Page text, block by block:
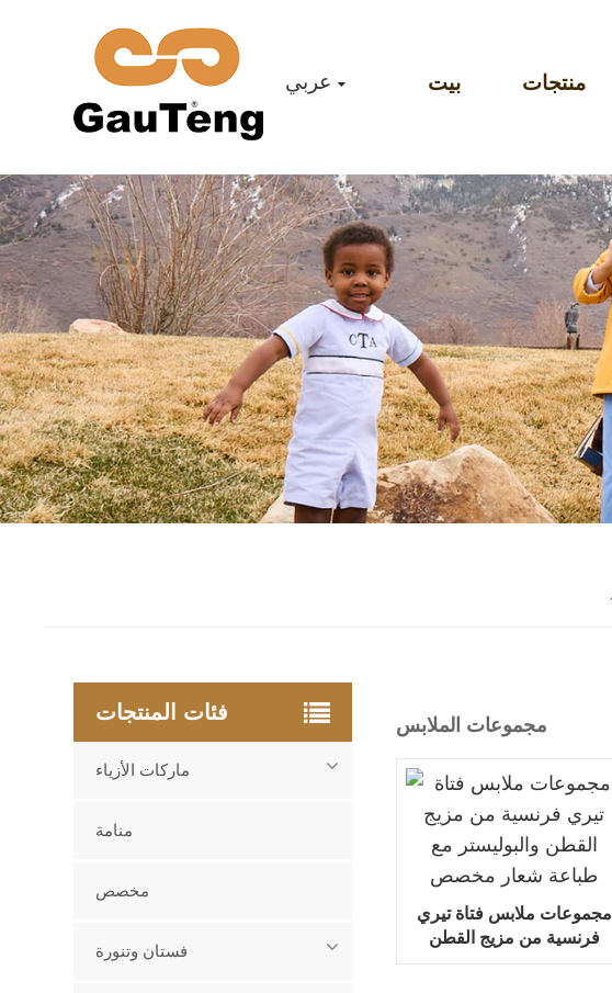
عربي بيت منتجات
مجموعات الملابس
مجموعات ملابس فتاة تيري
فرنسية من مزيج القطن
والبوليستر مع طباعة شعار
فئات المنتجات
ماركات الأزياء
منامة
مخصص
فستان وتنورة